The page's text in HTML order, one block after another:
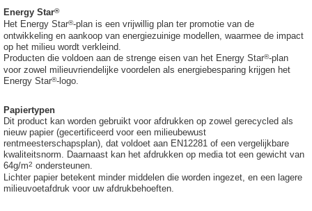
Energy Star®
Het Energy Star®-plan is een vrijwillig plan ter promotie van de
ontwikkeling en aankoop van energiezuinige modellen, waarmee de impact
op het milieu wordt verkleind.
Producten die voldoen aan de strenge eisen van het Energy Star®-plan
voor zowel milieuvriendelijke voordelen als energiebesparing krijgen het
Energy Star®-logo.
Papiertypen
Dit product kan worden gebruikt voor afdrukken op zowel gerecycled als
nieuw papier (gecertificeerd voor een milieubewust
rentmeesterschapsplan), dat voldoet aan EN12281 of een vergelijkbare
kwaliteitsnorm. Daarnaast kan het afdrukken op media tot een gewicht van
64g/m2 ondersteunen.
Lichter papier betekent minder middelen die worden ingezet, en een lagere
milieuvoetafdruk voor uw afdrukbehoeften.